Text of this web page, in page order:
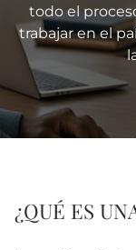
todo el
trabajar en el
¿QUÉ ES